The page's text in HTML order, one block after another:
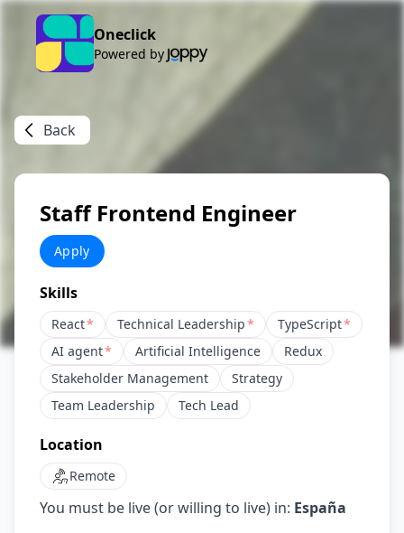
Oneclick
Powered by
Back
Staff Frontend Engineer
Apply
Skills
React* Technical Leadership* TypeScript*
AI agent* Artificial Intelligence
Redux
Stakeholder Management
Strategy
Team Leadership
Tech Lead
Location
Remote
You must be live (or willing to live) in: España